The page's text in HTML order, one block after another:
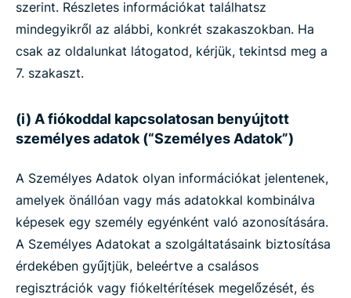
szerint. Részletes információkat találhatsz
mindegyikről az alábbi, konkrét szakaszokban. Ha
csak az oldalunkat látogatod, kérjük, tekintsd meg a
7. szakaszt.
(i) A fiókoddal kapcsolatosan benyújtott
személyes adatok (“Személyes Adatok”)
A Személyes Adatok olyan információkat jelentenek,
amelyek önállóan vagy más adatokkal kombinálva
képesek egy személy egyénként való azonosítására.
A Személyes Adatokat a szolgáltatásaink biztosítása
érdekében gyűjtjük, beleértve a csalásos
regisztrációk vagy fiókeltérítések megelőzését, és